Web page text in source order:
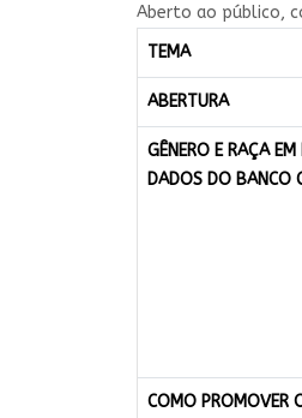
​A​berto ao público,
TEMA
ABERTURA
GÊNERO E RAÇA
DADOS DO BANCO
COMO PROMOVER